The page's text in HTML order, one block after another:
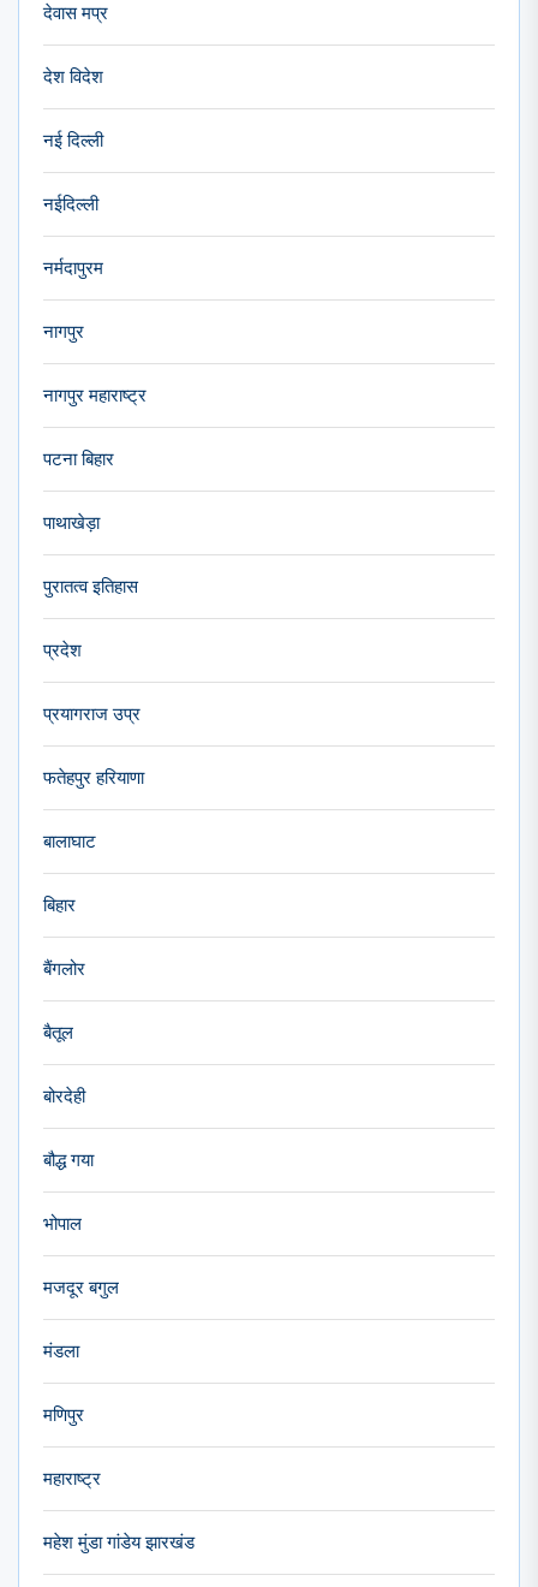
देवास मप्र
देश विदेश
नई दिल्ली
नईदिल्ली
नर्मदापुरम
नागपुर
नागपुर महाराष्ट्र
पटना बिहार
पाथाखेड़ा
पुरातत्व इतिहास
प्रदेश
प्रयागराज उप्र
फतेहपुर हरियाणा
बालाघाट
बिहार
बैंगलोर
बैतूल
बोरदेही
बौद्ध गया
भोपाल
मजदूर बगुल
मंडला
मणिपुर
महाराष्ट्र
महेश मुंडा गांडेय झारखंड